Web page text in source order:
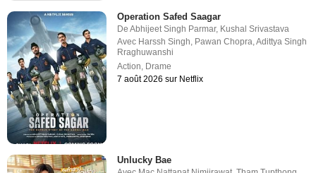
Operation Safed Saagar
DeAbhijeet Singh Parmar, Kushal Srivastava
Avec Harssh Singh Pawan Chopra ,Adittya Singh
Rraghuwanshi
Action Drame
7 août 2026 sur Netflix
Unlucky Bae